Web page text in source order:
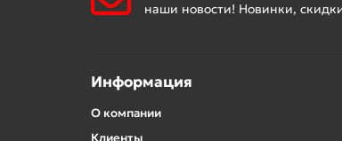
наши новости! Новинки,
Информация
О компании
Клиенты